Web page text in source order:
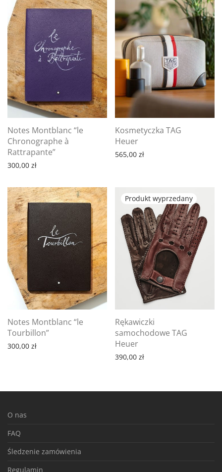
Notes Montblanc “le
Chronographe à
Rattrapante”
300,00 zł
Kosmetyczka TAG
Heuer
565,00 zł
Notes Montblanc “le
Tourbillon”
300,00 zł
Rękawiczki
samochodowe TAG
Heuer
390,00 zł
O nas
FAQ
Śledzenie zamówienia
Regulamin